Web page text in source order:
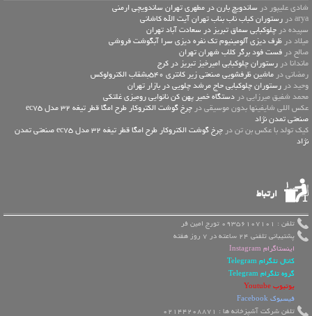
شادی علیپور در ساندویچ بارن در مطهری تهران ساندویچی ارمنی
arya در
رستوران کباب ناب بناب تهران آیت الله کاشانی
سپیده در چلوکبابی سماق تبریز در سعادت آباد تهران
میلاد در ظرف دیزی آلومینیوم تک نفره دیزی سرا آبگوشت فروشی
صالح در فست فود برگر کلاب شهران تهران
ماندانا در رستوران چلوکبابی امیرخیز تبریز در کرج
رمضانی در ماشین ظرفشویی صنعتی زیر کانتری 540بشقاب الکترولوکس
وحید در رستوران چلوکبابی حاج مرشد چلویی در بازار تهران
محمد شفیق میرزایی در دستگاه خمیر پهن کن نانوایی رومیزی غلتکی
عكس اللي شايفينها بدون موسيقى در
چرخ گوشت الکتروکار طرح امگا قطر تیغه 32 مدل ec75
صنعتی تمدن نژاد
کیک تولد با عکس بن تن در
چرخ گوشت الکتروکار طرح امگا قطر تیغه 32 مدل ec75 صنعتی تمدن
نژاد
ارتباط
تلفن : 09356107101 تورج امین فر
پشتیبانی تلفنی 24 ساعته در 7 روز هفته
اینستاگرام Instagram
کانال تلگرام Telegram
گروه تلگرام Telegram
یوتیوب Youtube
فیسبوک Facebook
تلفن شرکت آشپزخانه ها : 02144208871